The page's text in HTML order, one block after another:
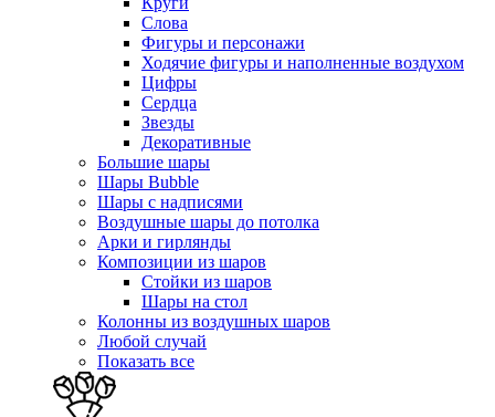
Слова
Фигуры и персонажи
Ходячие фигуры и наполненные воздухом
Цифры
Сердца
Звезды
Декоративные
Большие шары
Шары Bubble
Шары с надписями
Воздушные шары до потолка
Арки и гирлянды
Композиции из шаров
Стойки из шаров
Шары на стол
Колонны из воздушных шаров
Любой случай
Показать все